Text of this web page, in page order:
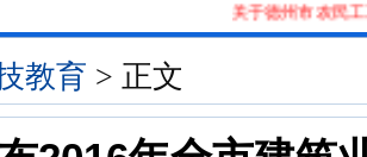
关于德州市农民工工
教育 > 正文